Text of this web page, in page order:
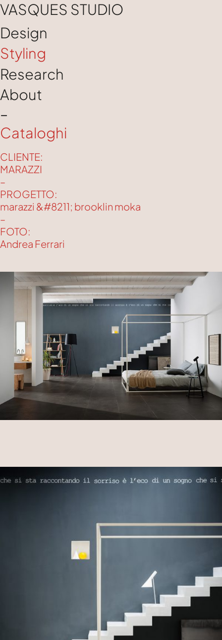
VASQUES STUDIO
Design
Styling
Research
About
–
Cataloghi
CLIENTE:
MARAZZI
–
PROGETTO:
marazzi &#8211; brooklin moka
–
FOTO:
Andrea Ferrari